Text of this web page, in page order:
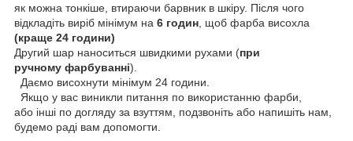
як можна тонкіше, втираючи барвник в шкіру. Після чого
відкладіть виріб мінімум на 6 годин , щоб фарба висохла
(краще 24 години)
Другий шар наноситься швидкими рухами (при
ручному фарбуванні).
Даємо висохнути мінімум 24 години.
Якщо у вас виникли питання по використанню фарби,
або інші по догляду за взуттям, подзвоніть або напишіть нам,
будемо раді вам допомогти.